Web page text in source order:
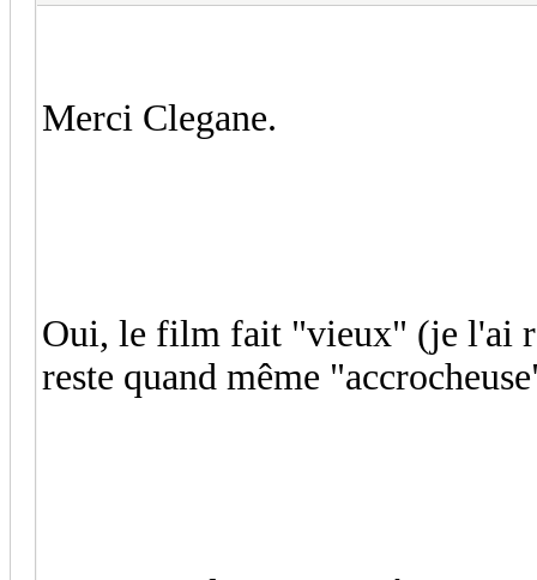
Merci Clegane.
Oui, le film fait "vieux" (je l'ai
reste quand même